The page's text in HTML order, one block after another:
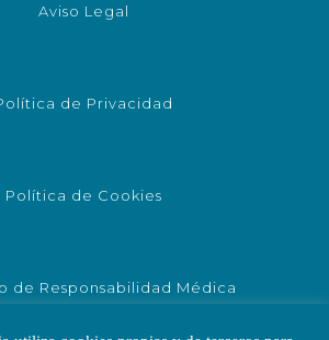
Aviso Legal
de Privacidad
Política de Cookies
de Responsabilidad Médica